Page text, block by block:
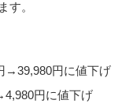
す。
→39,980円に値下げ
円に値下げ